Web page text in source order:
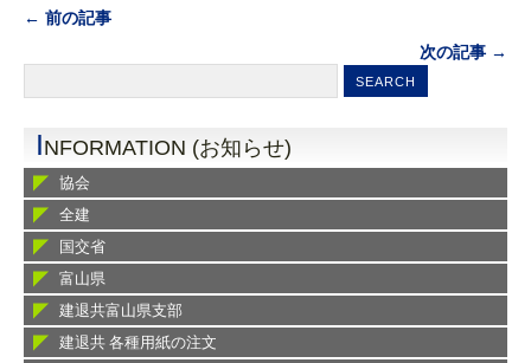
← 前の記事
次の記事 →
INFORMATION (お知らせ)
協会
全建
国交省
富山県
建退共富山県支部
建退共 各種用紙の注文